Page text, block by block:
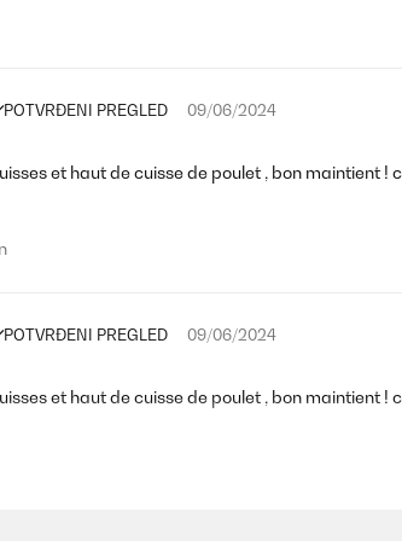
POTVRĐENI PREGLED 09/06/2024
et haut de cuisse de poulet , bon maintient !
POTVRĐENI PREGLED 09/06/2024
et haut de cuisse de poulet , bon maintient !